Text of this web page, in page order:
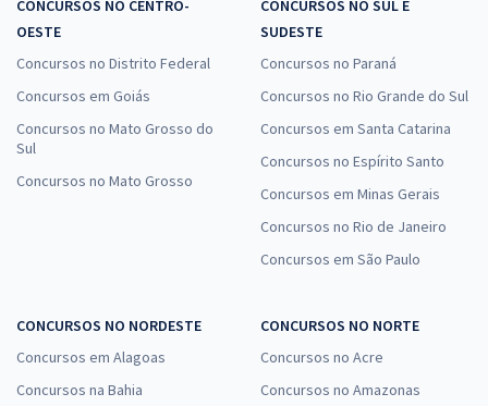
CONCURSOS NO CENTRO-
OESTE
Concursos no Distrito Federal
Concursos em Goiás
Concursos no Mato Grosso do
Sul
Concursos no Mato Grosso
CONCURSOS NO SUL E
SUDESTE
Concursos no Paraná
Concursos no Rio Grande do Sul
Concursos em Santa Catarina
Concursos no Espírito Santo
Concursos em Minas Gerais
Concursos no Rio de Janeiro
Concursos em São Paulo
CONCURSOS NO NORDESTE
Concursos em Alagoas
Concursos na Bahia
CONCURSOS NO NORTE
Concursos no Acre
Concursos no Amazonas